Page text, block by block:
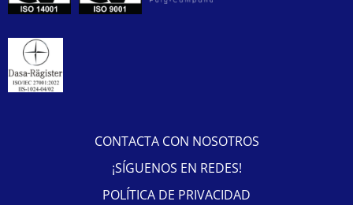
CONTACTA CON NOSOTROS
¡SÍGUENOS EN REDES!
POLÍTICA DE PRIVACIDAD